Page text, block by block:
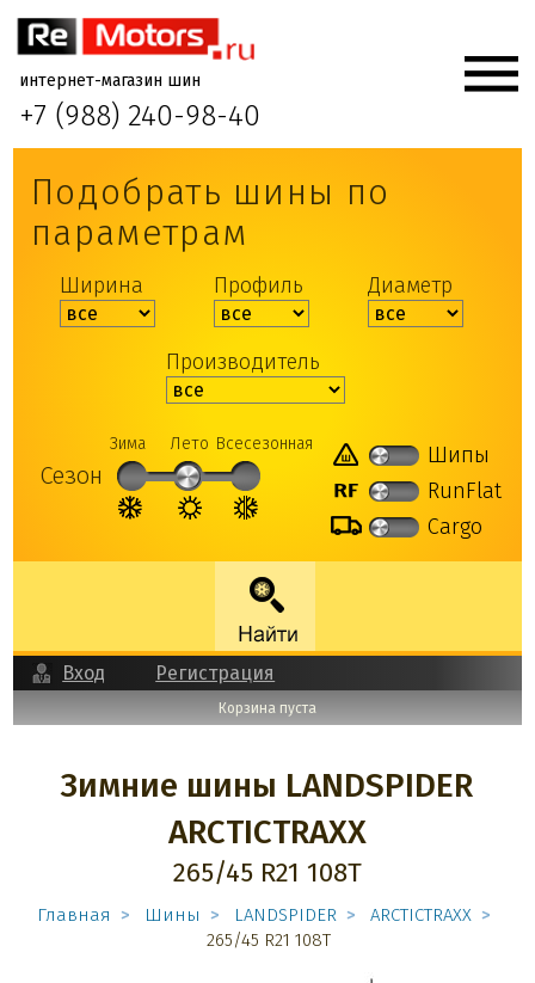
интернет-магазин шин
+7 (988) 240-98-40
Подобрать шины по
параметрам
Ширина Профиль Диаметр
Производитель
Сезон
Зима Лето Всесезонная
Шипы
RunFlat
Cargo
Вход Регистрация
Корзина пуста
Зимние шины LANDSPIDER
ARCTICTRAXX
265/45 R21 108T
Главная Шины LANDSPIDER
ARCTICTRAXX
265/45 R21 108T